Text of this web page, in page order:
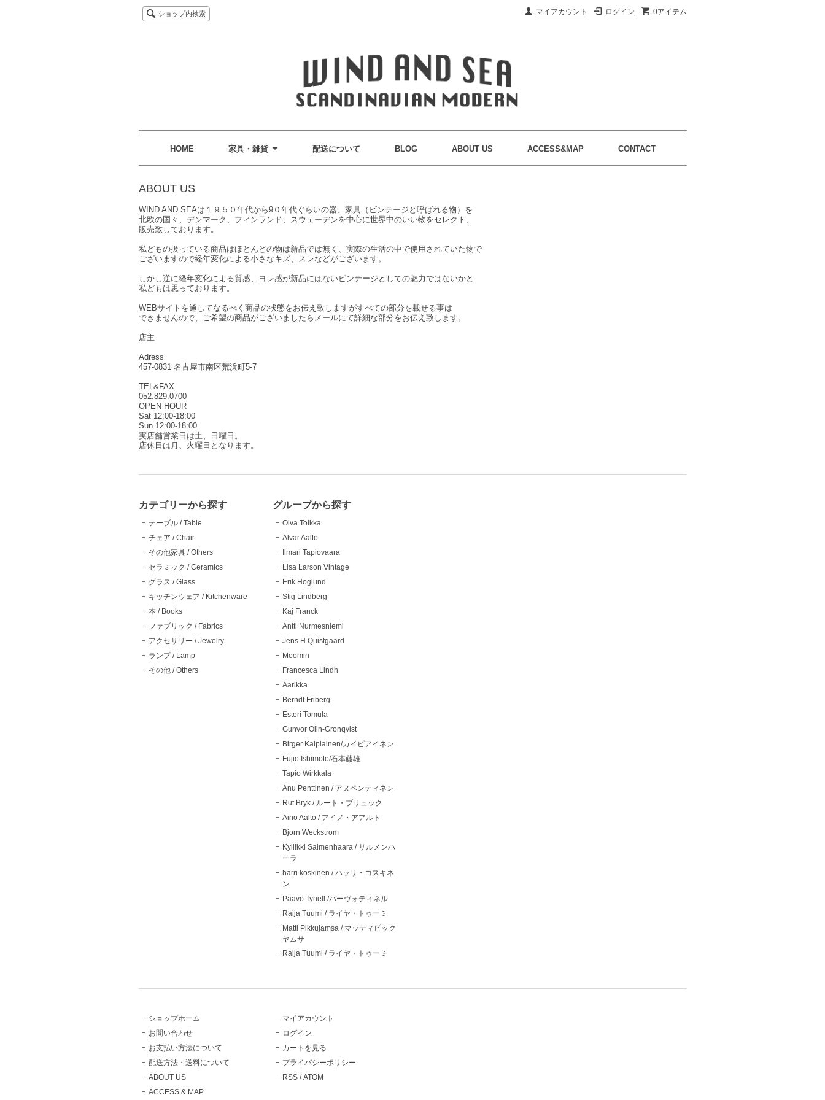
0アイテム
ログイン
マイアカウント
ショップ内検索
HOME 家具・雑貨 配送について BLOG ABOUT US ACCESS&MAP CONTACT
ABOUT US
WIND AND SEAは１９５０年代から9０年代ぐらいの器、家具（ビンテージと呼ばれる物）を
北欧の国々、デンマーク、フィンランド、スウェーデンを中心に世界中のいい物をセレクト、
販売致しております。
私どもの扱っている商品はほとんどの物は新品では無く、実際の生活の中で使用されていた物で
ございますので経年変化による小さなキズ、スレなどがございます。
しかし逆に経年変化による質感、ヨレ感が新品にはないビンテージとしての魅力ではないかと
私どもは思っております。
WEBサイトを通してなるべく商品の状態をお伝え致しますがすべての部分を載せる事は
できませんので、ご希望の商品がございましたらメールにて詳細な部分をお伝え致します。
店主
Adress
457-0831 名古屋市南区荒浜町5-7
TEL&FAX
052.829.0700
OPEN HOUR
Sat 12:00-18:00
Sun 12:00-18:00
実店舗営業日は土、日曜日。
店休日は月、火曜日となります。
カテゴリーから探す
テーブル / Table
チェア / Chair
その他家具 / Others
セラミック / Ceramics
グラス / Glass
キッチンウェア / Kitchenware
本 / Books
ファブリック / Fabrics
アクセサリー / Jewelry
ランプ / Lamp
その他 / Others
グループから探す
Oiva Toikka
Alvar Aalto
Ilmari Tapiovaara
Lisa Larson Vintage
Erik Hoglund
Stig Lindberg
Kaj Franck
Antti Nurmesniemi
Jens.H.Quistgaard
Moomin
Francesca Lindh
Aarikka
Berndt Friberg
Esteri Tomula
Gunvor Olin-Gronqvist
Birger Kaipiainen/カイピアイネン
Fujio Ishimoto/石本藤雄
Tapio Wirkkala
Anu Penttinen / アヌペンティネン
Rut Bryk / ルート・ブリュック
Aino Aalto / アイノ・アアルト
Bjorn Weckstrom
Kyllikki Salmenhaara / サルメンハ
ーラ
harri koskinen / ハッリ・コスキネ
ン
Paavo Tynell /パーヴォティネル
Raija Tuumi / ライヤ・トゥーミ
Matti Pikkujamsa / マッティピック
ヤムサ
Raija Tuumi / ライヤ・トゥーミ
ショップホーム
お問い合わせ
お支払い方法について
配送方法・送料について
ABOUT US
ACCESS & MAP
マイアカウント
ログイン
カートを見る
プライバシーポリシー
RSS/ATOM